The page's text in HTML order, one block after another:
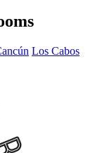
Los Cabos